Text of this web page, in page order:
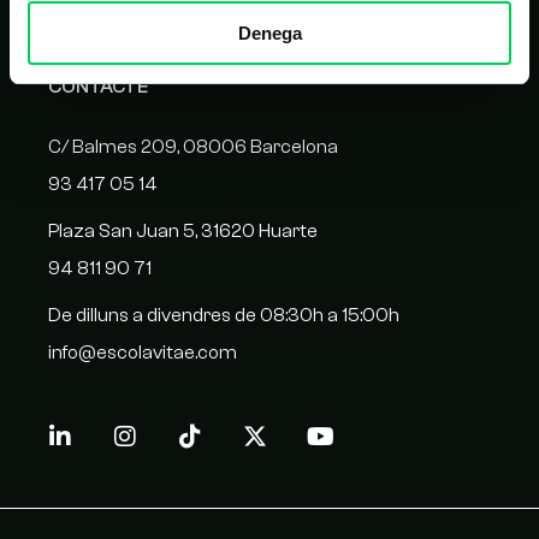
Denega
CONTACTE
C/ Balmes 209, 08006 Barcelona
93 417 05 14
Plaza San Juan 5, 31620 Huarte
94 811 90 71
De dilluns a divendres de 08:30h a 15:00h
info@escolavitae.com